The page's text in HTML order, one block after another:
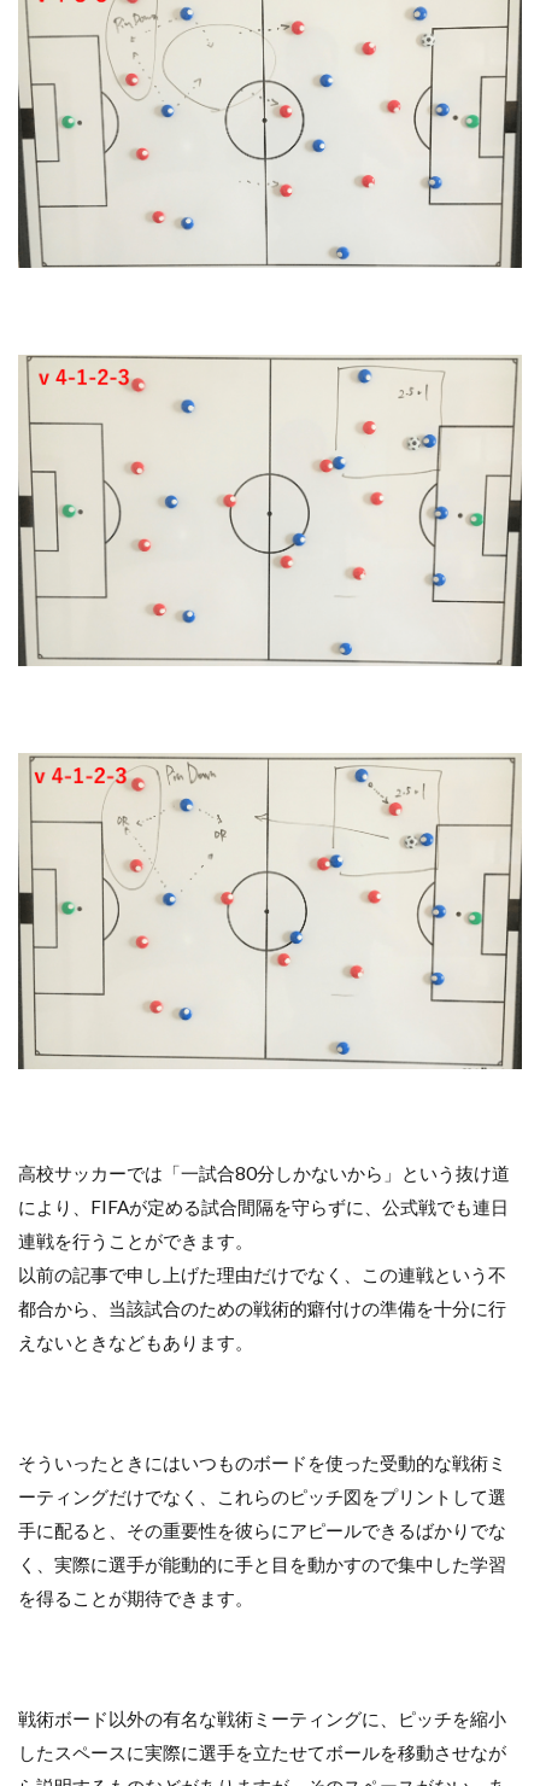
高校サッカーでは「一試合80分しかないから」という抜け道
により、FIFAが定める試合間隔を守らずに、公式戦でも連日
連戦を行うことができます。
以前の記事で申し上げた理由だけでなく、この連戦という不
都合から、当該試合のための戦術的癖付けの準備を十分に行
えないときなどもあります。
そういったときにはいつものボードを使った受動的な戦術ミ
ーティングだけでなく、これらのピッチ図をプリントして選
手に配ると、その重要性を彼らにアピールできるばかりでな
く、実際に選手が能動的に手と目を動かすので集中した学習
を得ることが期待できます。
戦術ボード以外の有名な戦術ミーティングに、ピッチを縮小
したスペースに実際に選手を立たせてボールを移動させなが